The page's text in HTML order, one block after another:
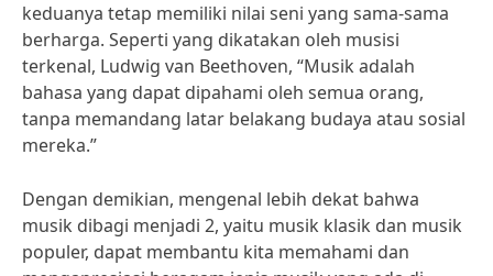
keduanya tetap memiliki nilai seni yang sama-sama
berharga. Seperti yang dikatakan oleh musisi
terkenal, Ludwig van Beethoven, “Musik adalah
bahasa yang dapat dipahami oleh semua orang,
tanpa memandang latar belakang budaya atau sosial
mereka.”
Dengan demikian, mengenal lebih dekat bahwa
musik dibagi menjadi 2, yaitu musik klasik dan musik
populer, dapat membantu kita memahami dan